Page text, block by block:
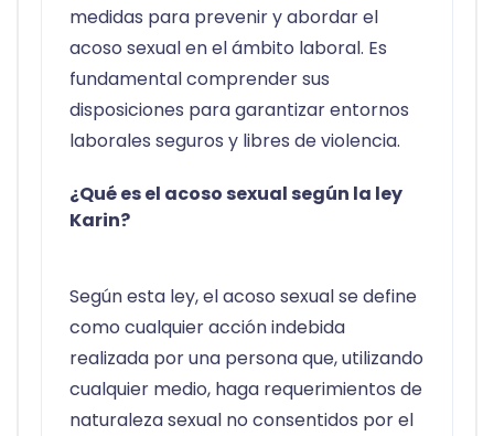
medidas para prevenir y abordar el
acoso sexual en el ámbito laboral. Es
fundamental comprender sus
disposiciones para garantizar entornos
laborales seguros y libres de violencia.
¿Qué es el acoso sexual según la ley
Karin?
Según esta ley, el acoso sexual se define
como cualquier acción indebida
realizada por una persona que, utilizando
cualquier medio, haga requerimientos de
naturaleza sexual no consentidos por el